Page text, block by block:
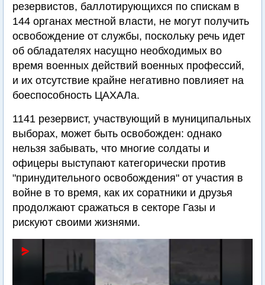
резервистов, баллотирующихся по спискам в
144 органах местной власти, не могут получить
освобождение от службы, поскольку речь идет
об обладателях насущно необходимых во
время военных действий военных профессий,
и их отсутствие крайне негативно повлияет на
боеспособность ЦАХАЛа.
1141 резервист, участвующий в муниципальных
выборах, может быть освобожден: однако
нельзя забывать, что многие солдаты и
офицеры выступают категорически против
"принудительного освобождения" от участия в
войне в то время, как их соратники и друзья
продолжают сражаться в секторе Газы и
рискуют своими жизнями.